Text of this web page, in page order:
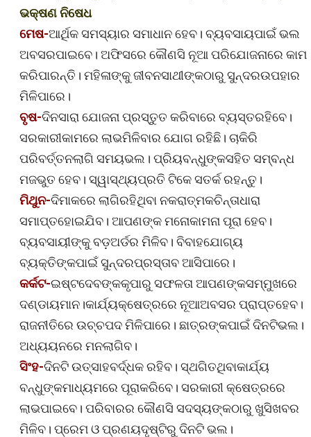
ଭକ୍ଷଣ ନିଷେଧ
ମେଷ-ଆର୍ଥିକ ସମସ୍ୟାର ସମାଧାନ ହେବ। ବ୍ୟବସାୟପାଇଁ ଭଲ
ଅବସରପାଇବେ। ଅଫିସରେ କୌଣସି ନୂଆ ପରିଯୋଜନାରେ କାମ
କରିପାରନ୍ତି। ମହିଳାଙ୍କୁ ଜୀବନସାଥୀଙ୍କଠାରୁ ସୁନ୍ଦରଉପହାର
ମିଳିପାରେ।
ବୃଷ-ଦିନସାରା ଯୋଜନା ପ୍ରସ୍ତୁତ କରିବାରେ ବ୍ୟସ୍ତରହିବେ।
ସରକାରୀକାମରେ ଲାଭମିଳିବାର ଯୋଗ ରହିଛି। ଚାକିରି
ପରିବର୍ତ୍ତନଲାଗି ସମୟଭଲ। ପ୍ରିୟବନ୍ଧୁଙ୍କସହିତ ସମ୍ବନ୍ଧ
ମଜଭୁତ ହେବ। ସ୍ୱାସ୍ଥ୍ୟପ୍ରତି ଟିକେ ସତର୍କ ରହନ୍ତୁ।
ମିଥୁନ-ଦିମାକରେ ଲାଗିରହିଥିବା ନକରାତ୍ମକଚିନ୍ତାଧାରା
ସମାପ୍ତହୋଇଯିବ। ଆପଣଙ୍କ ମନୋକାମନା ପୂରା ହେବ।
ବ୍ୟବସାୟୀଙ୍କୁ ବଡ଼ଅର୍ଡର ମିଳିବ। ବିବାହଯୋଗ୍ୟ
ବ୍ୟକ୍ତିଙ୍କପାଇଁ ସୁନ୍ଦରପ୍ରସ୍ତାବ ଆସିପାରେ।
କର୍କଟ-ଇଷ୍ଟଦେବଙ୍କକୃପାରୁ ସଫଳତା ଆପଣଙ୍କସମ୍ମୁଖରେ
ଦଣ୍ଡାୟମାନ।କାର୍ଯ୍ୟକ୍ଷେତ୍ରରେ ନୂଆଅବସର ପ୍ରାପ୍ତହେବ।
ରାଜନୀତିରେ ଉଚ୍ଚପଦ ମିଳିପାରେ। ଛାତ୍ରଙ୍କପାଇଁ ଦିନଟିଭଲ।
ଅଧ୍ୟୟନରେ ମନଲାଗିବ।
ସିଂହ-ଦିନଟି ଉତ୍ସାହବର୍ଦ୍ଧକ ରହିବ। ସ୍ଥଗିତଥିବାକାର୍ଯ୍ୟ
ବନ୍ଧୁଙ୍କମାଧ୍ୟମରେ ପୂରାକରିବେ। ସରକାରୀ କ୍ଷେତ୍ରରେ
ଲାଭପାଇବେ। ପରିବାରର କୌଣସି ସଦସ୍ୟଙ୍କଠାରୁ ଖୁସିଖବର
ମିଳିବ। ପ୍ରେମ ଓ ପ୍ରଣୟଦୃଷ୍ଟିରୁ ଦିନଟି ଭଲ।